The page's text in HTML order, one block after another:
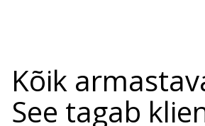
Kõik
See tagab